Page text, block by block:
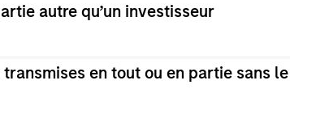
autre qu’un investisseur
en tout ou en partie sans le